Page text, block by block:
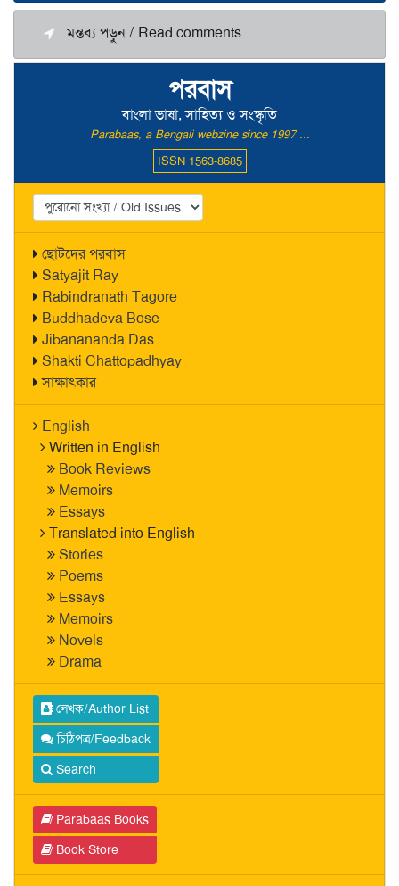
পরবাস
বাংলা ভাষা, সাহিত্য ও সংস্কৃতি
Parabaas, a Bengali webzine since 1997 ...
ISSN 1563-8685
ছোটদের পরবাস
Satyajit Ray
Rabindranath Tagore
Buddhadeva Bose
Jibanananda Das
Shakti Chattopadhyay
সাক্ষাৎকার
English
Written in English
Book Reviews
Memoirs
Essays
Translated into English
Stories
Poems
Essays
Memoirs
Novels
Drama
লেখক/Author List
চিঠিপত্র/Feedback
Search
Parabaas Books
Book Store
মন্তব্য পড়ুন / Read comments